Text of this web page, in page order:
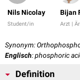
Nils Nicolay
Student/in
Bijan
Arzt |
Synonym:
Englisch: phosphoric
Definition